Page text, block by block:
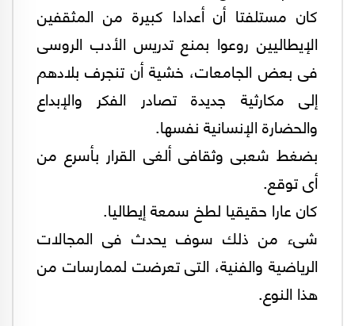
كان مستلفتا أن أعدادا كبيرة من المثقفين
الإيطاليين روعوا بمنع تدريس الأدب الروسى
فى بعض الجامعات، خشية أن تنجرف بلادهم
إلى مكارثية جديدة تصادر الفكر والإبداع
والحضارة الإنسانية نفسها.
بضغط شعبى وثقافى ألغى القرار بأسرع من
أى توقع.
كان عارا حقيقيا لطخ سمعة إيطاليا.
شىء من ذلك سوف يحدث فى المجالات
الرياضية والفنية، التى تعرضت لممارسات من
هذا النوع.